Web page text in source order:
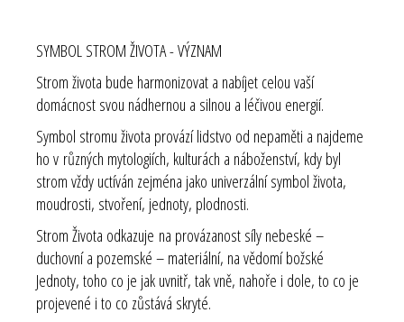
SYMBOL STROM ŽIVOTA - VÝZNAM
Strom života bude harmonizovat a nabíjet celou vaší
domácnost svou nádhernou a silnou a léčivou energií.
Symbol stromu života provází lidstvo od nepaměti a najdeme
ho v různých mytologiích, kulturách a náboženství, kdy byl
strom vždy uctíván zejména jako univerzální symbol života,
moudrosti, stvoření, jednoty, plodnosti.
Strom Života odkazuje na provázanost síly nebeské –
duchovní a pozemské – materiální, na vědomí božské
Jednoty, toho co je jak uvnitř, tak vně, nahoře i dole, to co je
projevené i to co zůstává skryté.